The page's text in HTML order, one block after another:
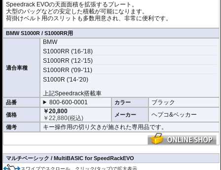
Speedrack EVOの天面面積を拡張するプレート。
大型のバッグなどの安定した積載が可能になります。
荷掛けベルト用のスリットも多数用意され、非常に便利です。
BMW S1000R / S1000RR用
適合車種
BMW
S1000RR ('16-'18)
S1000RR ('12-'15)
S1000RR ('09-'11)
S1000R ('14-'20)
上記Speedrack搭載車
品番 800-600-0001 カラー ブラック
価格
￥20,800
￥22,880(税込) メーカー ヘプコ&ベッカー
備考 キー操作用の切り欠きが施された専用品です。
マルチベーシック / MultiBASIC for SpeedRackEVO
スワイプでスクロール、クリック(タップ)で拡大表示